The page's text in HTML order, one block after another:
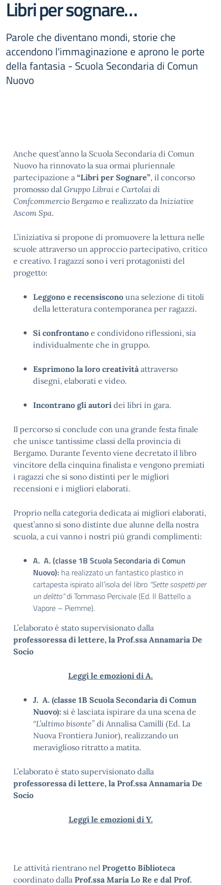
Libri per sognare…
Parole che diventano mondi, storie che
accendono l'immaginazione e aprono le porte
della fantasia - Scuola Secondaria di Comun
Nuovo
Anche quest’anno la Scuola Secondaria di Comun
Nuovo ha rinnovato la sua ormai pluriennale
partecipazione a “Libri per Sognare”, il concorso
promosso dal Gruppo Librai e Cartolai di
Confcommercio Bergamo e realizzato da Iniziative
Ascom Spa.
L’iniziativa si propone di promuovere la lettura nelle
scuole attraverso un approccio partecipativo, critico
e creativo. I ragazzi sono i veri protagonisti del
progetto:
Leggono e recensiscono una selezione di titoli
della letteratura contemporanea per ragazzi.
Si confrontano e condividono riflessioni, sia
individualmente che in gruppo.
Esprimono la loro creativitàattraverso
disegni, elaborati e video.
Incontrano gli autori dei libri in gara.
Il percorso si conclude con una grande festa finale
che unisce tantissime classi della provincia di
Bergamo. Durante l’evento viene decretato il libro
vincitore della cinquina finalista e vengono premiati
i ragazzi che si sono distinti per le migliori
recensioni e i migliori elaborati.
Proprio nella categoria dedicata ai migliori elaborati,
quest’anno si sono distinte due alunne della nostra
scuola, a cui vanno i nostri più grandi complimenti:
A. A. (classe 1B Scuola Secondaria di Comun
Nuovo): ha realizzato un fantastico plastico in
cartapesta ispirato all’isola del libro “Sette sospetti per
un delitto”di Tommaso Percivale (Ed. Il Battello a
Vapore – Piemme).
L’elaborato è stato supervisionato dalla
professoressadi lettere, la Prof.ssa Annamaria De
Socio
Leggi le emozioni di A.
J. A. (classe 1B Scuola Secondaria di Comun
Nuovo): si è lasciata ispirare da una scena de
“L’ultimo bisonte” di Annalisa Camilli (Ed. La
Nuova Frontiera Junior), realizzando un
meraviglioso ritratto a matita.
L’elaborato è stato supervisionato dalla
professoressadi lettere, la Prof.ssa Annamaria De
Socio
Leggi le emozioni di Y.
Le attività rientrano nel Progetto Biblioteca
coordinato dalla Prof.ssa Maria Lo Re e dal Prof.